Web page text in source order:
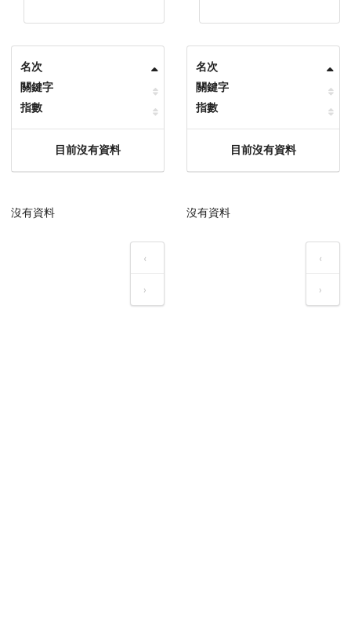
名次
關鍵字
指數
目前沒有資料
沒有資料
‹
›
名次
關鍵字
指數
目前沒有資料
沒有資料
‹
›